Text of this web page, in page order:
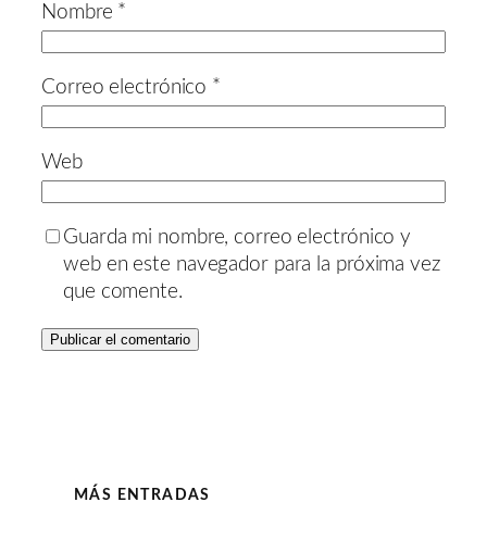
Nombre *
Correo electrónico *
Web
Guarda mi nombre, correo electrónico y
web en este navegador para la próxima vez
que comente.
MÁS ENTRADAS